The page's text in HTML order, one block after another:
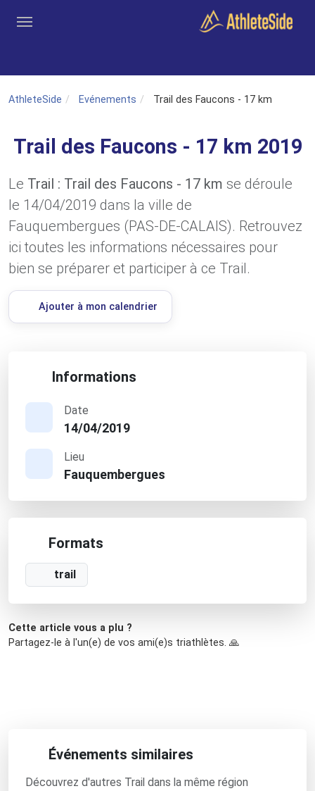
AthleteSide Evénements Trail des Faucons - 17 km
Trail des Faucons - 17 km 2019
Le Trail : Trail des Faucons - 17 km se déroule
le 14/04/2019 dans la ville de
Fauquembergues (PAS-DE-CALAIS). Retrouvez
ici toutes les informations nécessaires pour
bien se préparer et participer à ce Trail.
Ajouter à mon calendrier
Informations
Date
14/04/2019
Lieu
Fauquembergues
Formats
trail
Cette article vous a plu ?
Partagez-le à l'un(e) de vos ami(e)s triathlètes. 🙏
Événements similaires
Découvrez d'autres Trail dans la même région